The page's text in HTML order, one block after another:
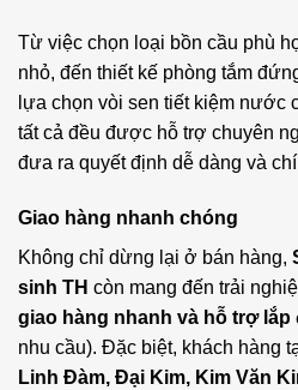
Từ việc chọn loại bồn cầu phù
nhỏ, đến thiết kế phòng tắm
lựa chọn vòi sen tiết kiệm nước
tất cả đều được hỗ trợ chuyên
đưa ra quyết định dễ dàng và
Giao hàng nhanh chóng
Không chỉ dừng lại ở bán hàng,
sinh TH còn mang đến trải
giao hàng nhanh và hỗ trợ lắp
nhu cầu). Đặc biệt, khách hàng
Linh Đàm, Đại Kim, Kim Văn